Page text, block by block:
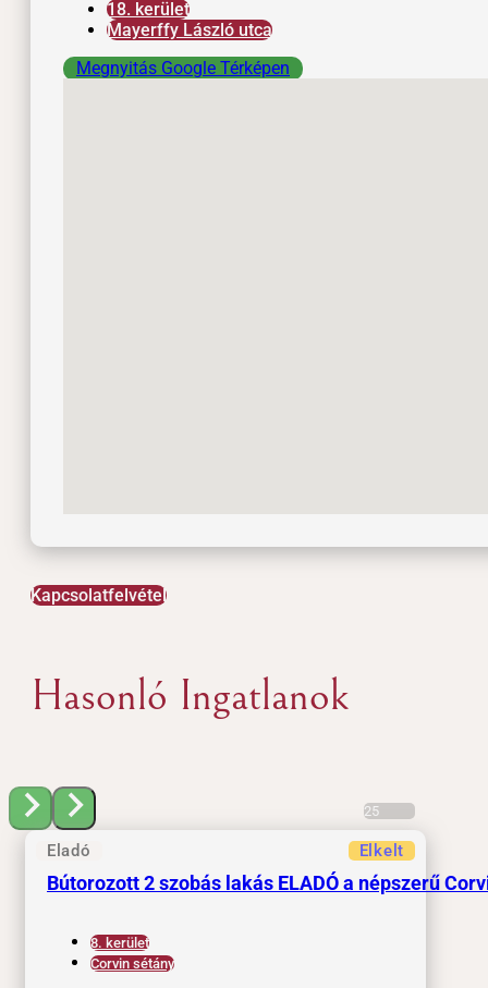
18. kerület
Mayerffy László utca
Megnyitás Google Térképen
Kapcsolatfelvétel
Hasonló Ingatlanok
Elkelt
Eladó
25
Bútorozott 2 szobás lakás ELADÓ a népszerű
8. kerület
Corvin sétány